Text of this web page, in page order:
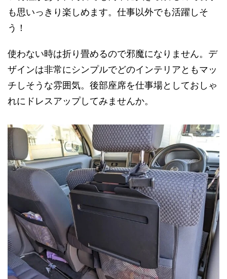
も思いっきり楽しめます。仕事以外でも活躍しそ
う！
使わない時は折り畳めるので邪魔になりません。デ
ザインは非常にシンプルでどのインテリアともマッ
チしそうな雰囲気。後部座席を仕事場としておしゃ
れにドレスアップしてみませんか。